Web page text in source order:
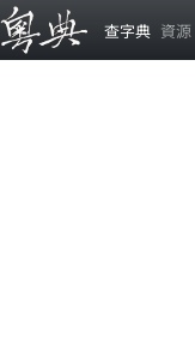
查字典 資源